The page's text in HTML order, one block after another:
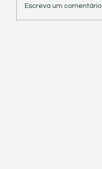
Escreva um comentário